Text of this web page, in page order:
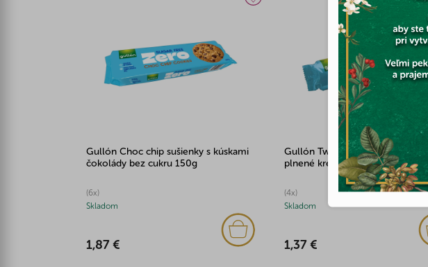
Gullón Choc chip sušienky s kúskami
čokolády bez cukru 150g
(6x)
Skladom
1,87 €
Gullón Twins kakaové sušienky
plnené krémom bez cukru 147g
(4x)
Skladom
1,37 €